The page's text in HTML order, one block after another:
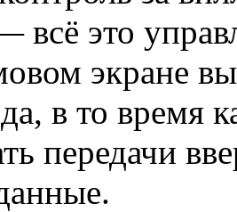
всё это
экране
в то время
передачи